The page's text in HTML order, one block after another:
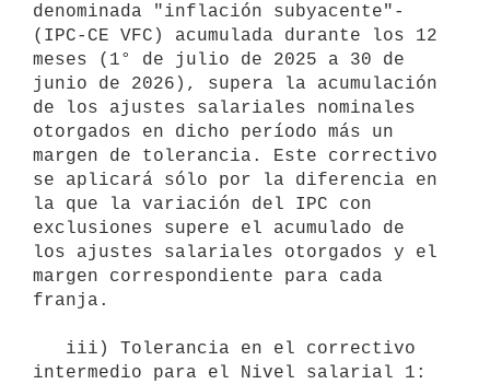
denominada "inflación subyacente"-
(IPC-CE VFC) acumulada durante los 12
meses (1° de julio de 2025 a 30 de
junio de 2026), supera la acumulación
de los ajustes salariales nominales
otorgados en dicho período más un
margen de tolerancia. Este correctivo
se aplicará sólo por la diferencia en
la que la variación del IPC con
exclusiones supere el acumulado de
los ajustes salariales otorgados y el
margen correspondiente para cada
franja.
intermedio para el Nivel salarial 1: